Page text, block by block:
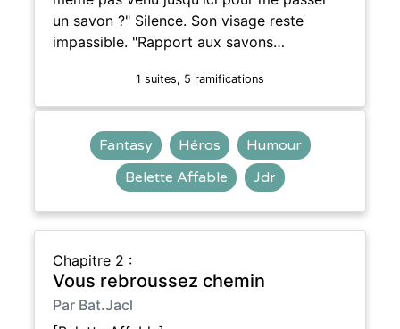
un savon ?" Silence. Son visage reste
impassible. "Rapport aux savons…
1 suites, 5 ramifications
Fantasy Héros
Humour
Belette Affable
Jdr
Chapitre 2 :
Vous rebroussez chemin
Par Bat.Jacl